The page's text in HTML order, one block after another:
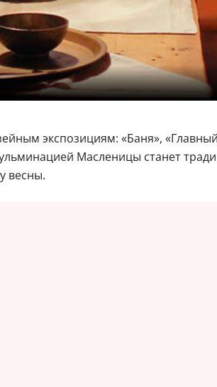
экспозициям: «Баня»,
Масленицы станет
весны.